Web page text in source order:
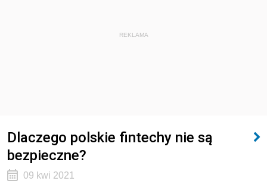
REKLAMA
Dlaczego polskie fintechy nie są
bezpieczne?
09 kwi 2021